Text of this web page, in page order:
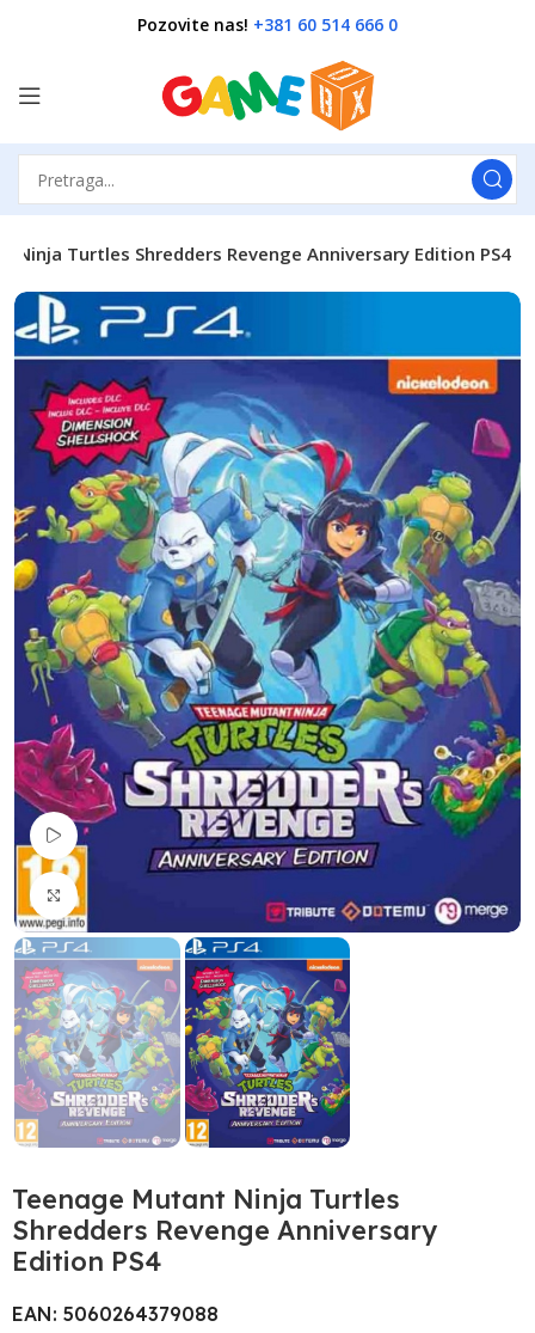
Pozovite nas! +381 60 514 666 0
Ninja Turtles Shredders Revenge Anniversary Edition PS4
Pogledaj Video
Uvećaj sliku
Teenage Mutant Ninja Turtles
Shredders Revenge Anniversary
Edition PS4
EAN: 5060264379088